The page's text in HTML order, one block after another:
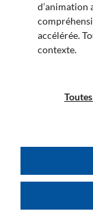
d’animation
accélérée.
contexte.